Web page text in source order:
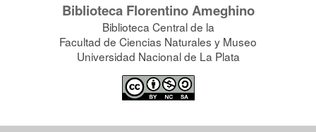
Biblioteca Florentino Ameghino
Biblioteca Central de la
Facultad de Ciencias Naturales y Museo
Universidad Nacional de La Plata